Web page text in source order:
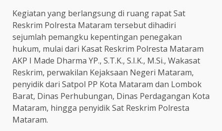
Kegiatan yang berlangsung di ruang rapat Sat
Reskrim Polresta Mataram tersebut dihadiri
sejumlah pemangku kepentingan penegakan
hukum, mulai dari Kasat Reskrim Polresta Mataram
AKP I Made Dharma YP., S.T.K., S.I.K., M.Si., Wakasat
Reskrim, perwakilan Kejaksaan Negeri Mataram,
penyidik dari Satpol PP Kota Mataram dan Lombok
Barat, Dinas Perhubungan, Dinas Perdagangan Kota
Mataram, hingga penyidik Sat Reskrim Polresta
Mataram.